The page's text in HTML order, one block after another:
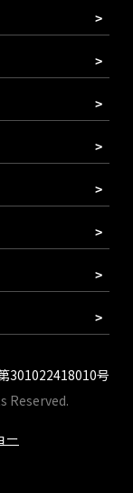
301022418010号
Reserved.
ー